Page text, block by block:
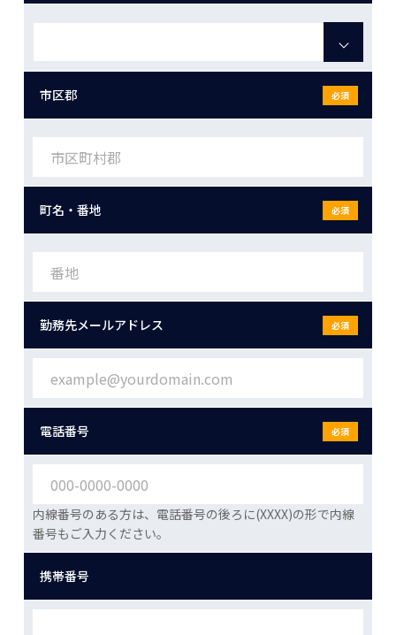
市区郡 必須
町名・番地 必須
勤務先メールアドレス 必須
電話番号 必須
内線番号のある方は、電話番号の後ろに(XXXX)の形で内線
番号もご入力ください。
携帯番号